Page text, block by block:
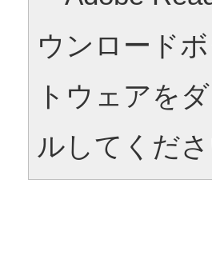
ウンロード
トウェアを
ルしてくださ